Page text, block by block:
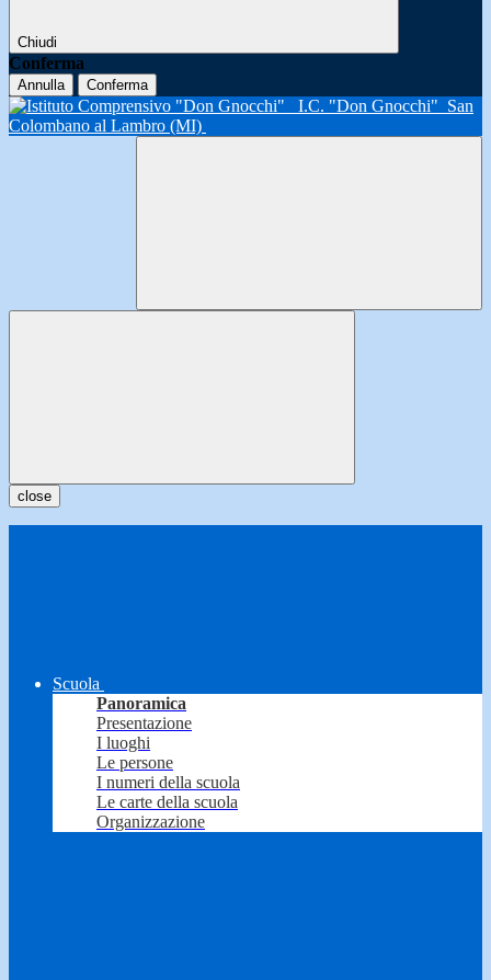
Chiudi
Conferma
Annulla Conferma
I.C. "Don Gnocchi" San
Colombano al Lambro (MI)
close
Scuola
Panoramica
Presentazione
I luoghi
Le persone
I numeri della scuola
Le carte della scuola
Organizzazione